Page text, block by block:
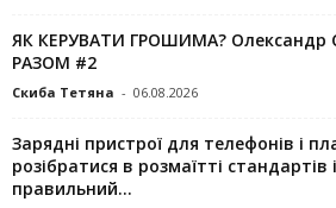
ЯК КЕРУВАТИ ГРОШИМА?
РАЗОМ #2
Скиба Тетяна - 06.08.2026
Зарядні пристрої для телефонів і
розібратися в розмаїтті стандартів
правильний...